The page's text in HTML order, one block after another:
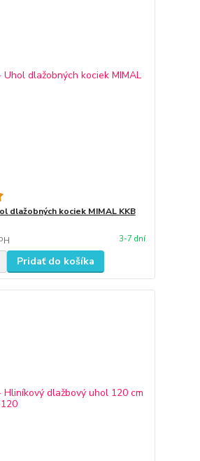
dlažobných kociek MIMAL KKB
3-7 dní
Pridať do košíka